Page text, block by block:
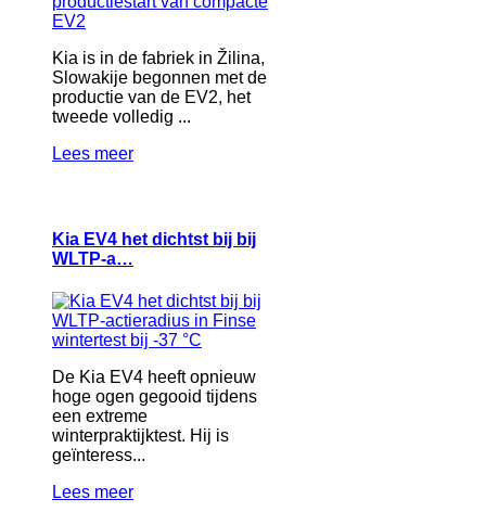
Kia is in de fabriek in Žilina,
Slowakije begonnen met de
productie van de EV2, het
tweede volledig ...
Lees meer
Kia EV4 het dichtst bij bij
WLTP-a…
De Kia EV4 heeft opnieuw
hoge ogen gegooid tijdens
een extreme
winterpraktijktest. Hij is
geïnteress...
Lees meer